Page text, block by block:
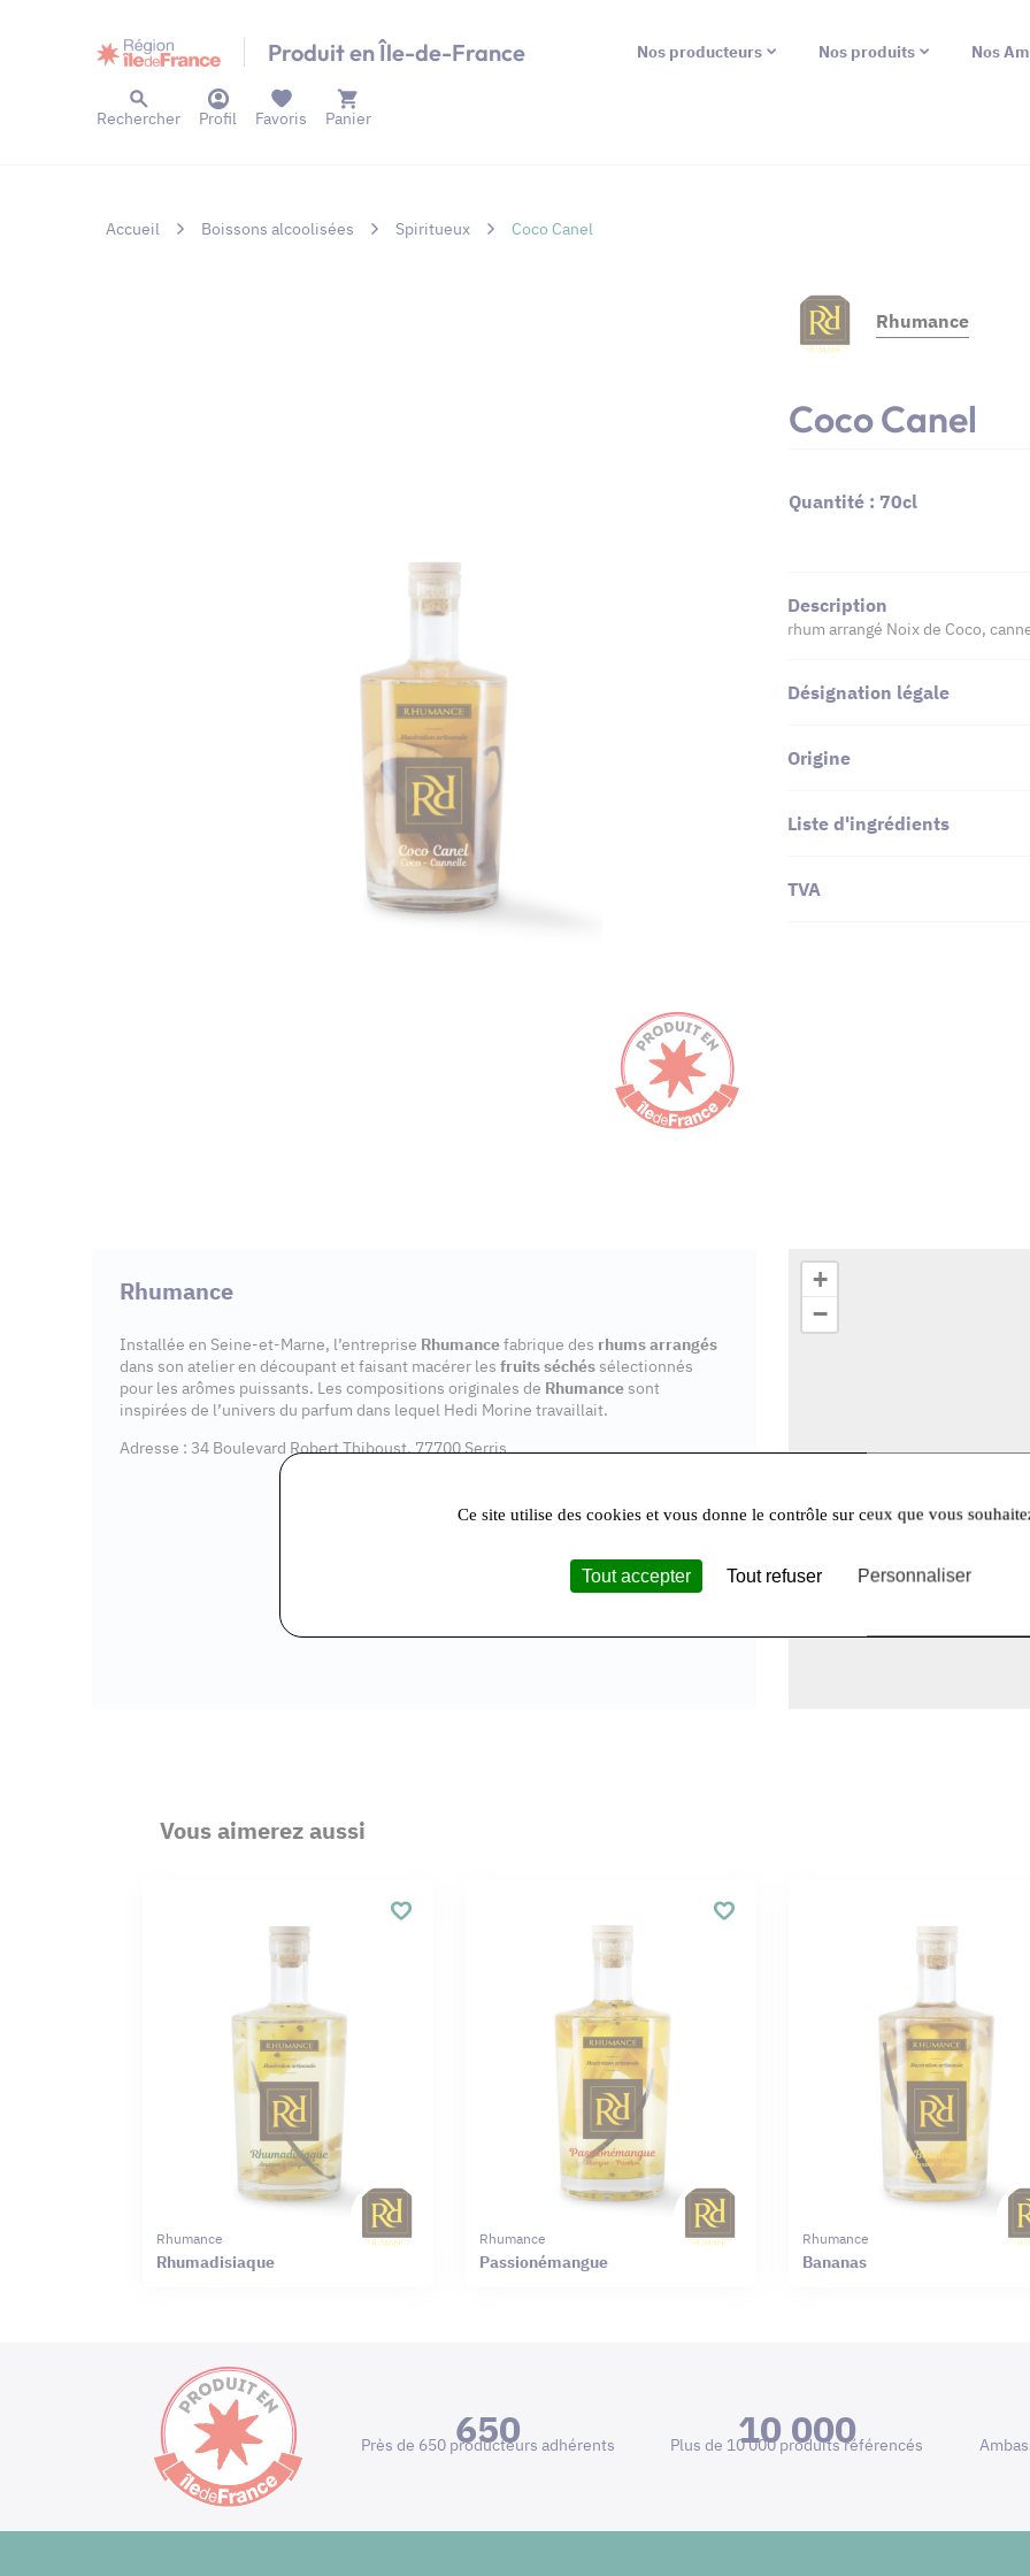
Produit en Île-de-France Nos producteurs Nos produits Nos
Rechercher Profil Panier
Favoris
Accueil Boissons alcoolisées Spiritueux Coco Canel
Rhumance
Coco Canel
Quantité : 70cl
Description
rhum arrangé Noix de Coco,
Désignation légale
Origine
Liste d'ingrédients
TVA
Rhumance
Installée en Seine-et-Marne, l’entreprise Rhumancefabrique des rhums arrangés
dans son atelier en découpant et faisant macérer les fruits séchés sélectionnés
pour les arômes puissants. Les compositions originales de Rhumance sont
inspirées de l’univers du parfum dans lequel Hedi Morine travaillait.
Adresse : 34 Boulevard Robert Thiboust, 77700 Serris
+
−
Vous aimerez aussi
Rhumance
Rhumadisiaque
Rhumance
Passionémangue
Rhumance
Bananas
650
Près de 650 producteurs adhérents 10 000
Plus de 10 000 produits référencés
Ce site utilise des cookies et vous donne le contrôle sur ceux que vous
Tout accepter Tout refuser Personnaliser